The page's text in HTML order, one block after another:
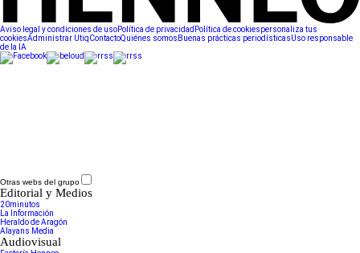
Aviso legal y condiciones de usoPolítica de privacidad Política de cookiespersonaliza tus
cookiesAdministrar UtiqContactoQuiénes somos Buenas prácticas periodísticasUso responsable
de la IA
Otras webs del grupo
Editorial y Medios
20minutos
La Información
Heraldo de Aragón
Alayans Media
Audiovisual